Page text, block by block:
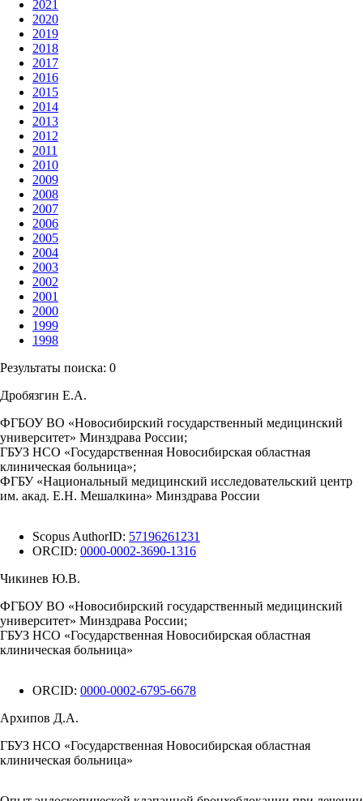
2021
2020
2019
2018
2017
2016
2015
2014
2013
2012
2011
2010
2009
2008
2007
2006
2005
2004
2003
2002
2001
2000
1999
1998
Результаты поиска: 0
Дробязгин Е.А.
ФГБОУ ВО «Новосибирский государственный медицинский
университет» Минздрава России;
ГБУЗ НСО «Государственная Новосибирская областная
клиническая больница»;
ФГБУ «Национальный медицинский исследовательский центр
им. акад. Е.Н. Мешалкина» Минздрава России
Scopus AuthorID: 57196261231
ORCID: 0000-0002-3690-1316
Чикинев Ю.В.
ФГБОУ ВО «Новосибирский государственный медицинский
университет» Минздрава России;
ГБУЗ НСО «Государственная Новосибирская областная
клиническая больница»
ORCID: 0000-0002-6795-6678
Архипов Д.А.
ГБУЗ НСО «Государственная Новосибирская областная
клиническая больница»